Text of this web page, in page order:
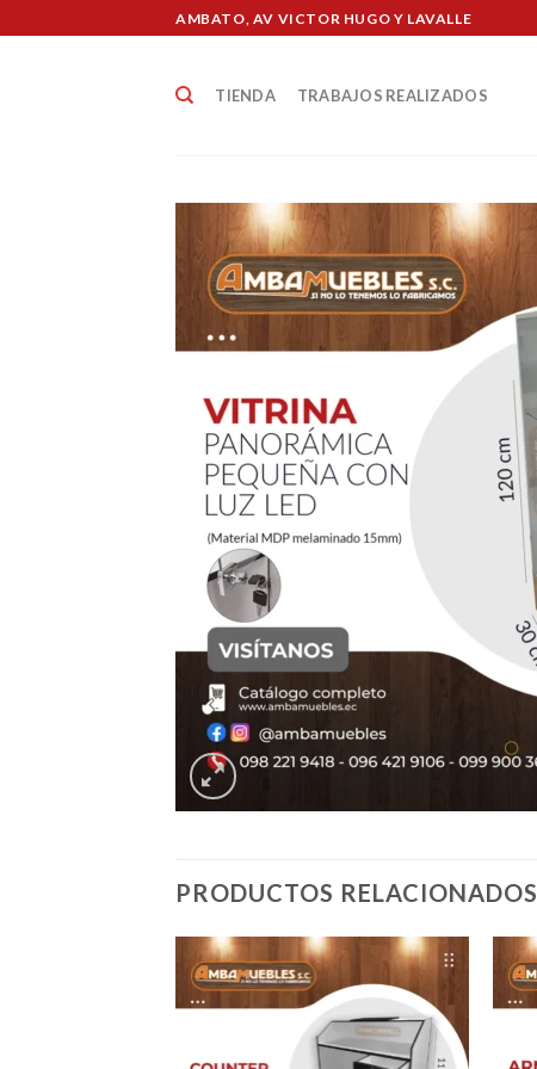
to
AMBATO, AV VICTOR HUGO Y LAVALLE
TIENDA TRABAJOS REALIZADOS
PRODUCTOS RELACIONADOS
Añadir
a la
lista de
deseos